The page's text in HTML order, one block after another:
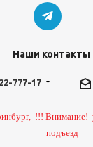
Наши контакты
777-17
!!! Внимание!
подъезд